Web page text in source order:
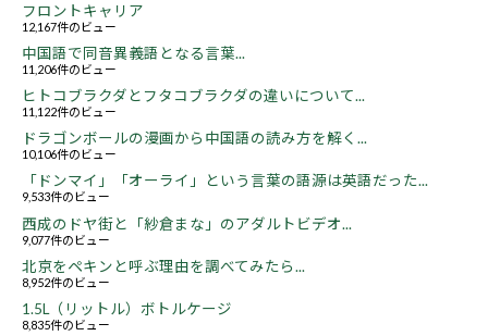
フロントキャリア
12,167件のビュー
中国語で同音異義語となる言葉...
11,206件のビュー
ヒトコブラクダとフタコブラクダの違いについて...
11,122件のビュー
ドラゴンボールの漫画から中国語の読み方を解く...
10,106件のビュー
「ドンマイ」「オーライ」という言葉の語源は英語だった...
9,533件のビュー
西成のドヤ街と「紗倉まな」のアダルトビデオ...
9,077件のビュー
北京をペキンと呼ぶ理由を調べてみたら...
8,952件のビュー
1.5L（リットル）ボトルケージ
8,835件のビュー